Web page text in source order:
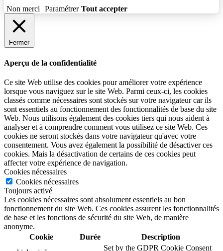
Non merci Paramétrer Tout accepter
Fermer
Aperçu de la confidentialité
Ce site Web utilise des cookies pour améliorer votre expérience
lorsque vous naviguez sur le site Web. Parmi ceux-ci, les cookies
classés comme nécessaires sont stockés sur votre navigateur car ils
sont essentiels au fonctionnement des fonctionnalités de base du site
Web. Nous utilisons également des cookies tiers qui nous aident à
analyser et à comprendre comment vous utilisez ce site Web. Ces
cookies ne seront stockés dans votre navigateur qu'avec votre
consentement. Vous avez également la possibilité de désactiver ces
cookies. Mais la désactivation de certains de ces cookies peut
affecter votre expérience de navigation.
Cookies nécessaires
Cookies nécessaires
Toujours activé
Les cookies nécessaires sont absolument essentiels au bon
fonctionnement du site Web. Ces cookies assurent les fonctionnalités
de base et les fonctions de sécurité du site Web, de manière
anonyme.
Cookie
Durée
Description
Set by the GDPR Cookie Consent